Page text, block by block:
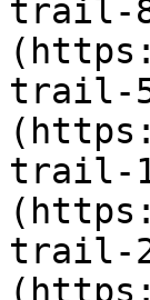
trail-
trail-
trail-
trail-